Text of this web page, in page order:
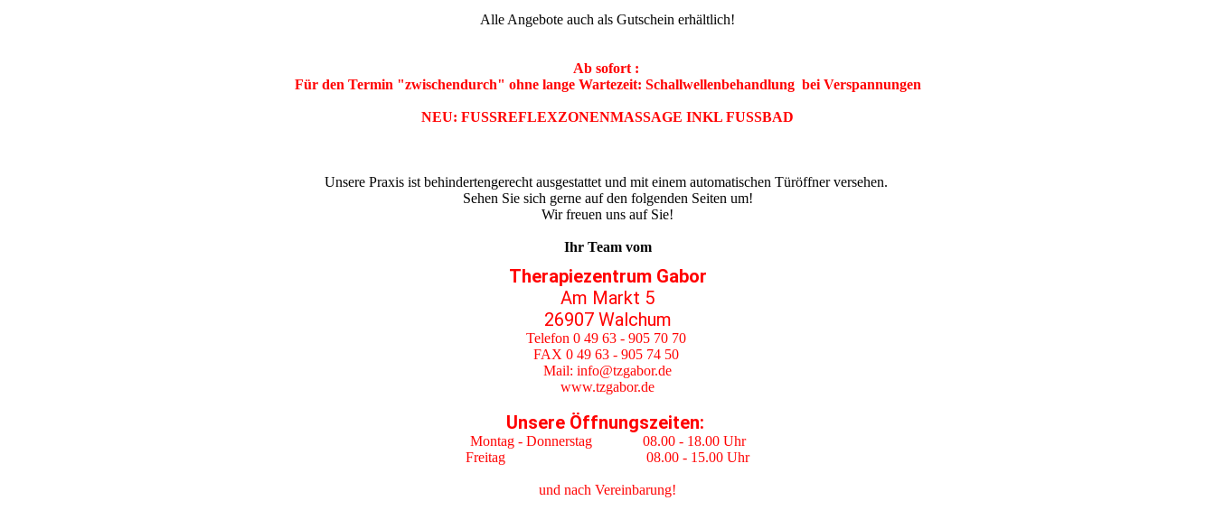
Alle Angebote auch als Gutschein erhältlich!
Ab sofort :
Für den Termin "zwischendurch" ohne lange Wartezeit: Schallwellenbehandlung bei Verspannungen
NEU: FUSSREFLEXZONENMASSAGE INKL FUSSBAD
Unsere Praxis ist behindertengerecht ausgestattet und mit einem automatischen Türöffner versehen.
Sehen Sie sich gerne auf den folgenden Seiten um!
Wir freuen uns auf Sie!
Ihr Team vom
Therapiezentrum Gabor
Am Markt 5
26907 Walchum
Telefon 0 49 63 - 905 70 70
FAX 0 49 63 - 905 74 50
Mail: info@tzgabor.de
www.tzgabor.de
Unsere Öffnungszeiten:
Montag - Donnerstag 08.00 - 18.00 Uhr
Freitag 08.00 - 15.00 Uhr
und nach Vereinbarung!